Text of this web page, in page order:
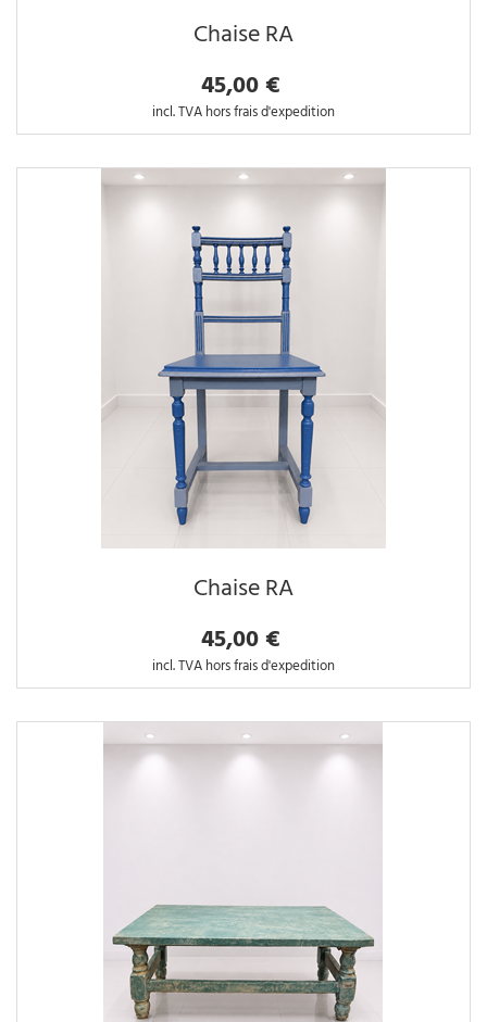
Chaise RA
45,00 €
incl. TVA hors frais d'expedition
Chaise RA
45,00 €
incl. TVA hors frais d'expedition